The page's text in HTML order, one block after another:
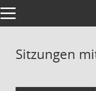
Toggle navigation
Sitzungen